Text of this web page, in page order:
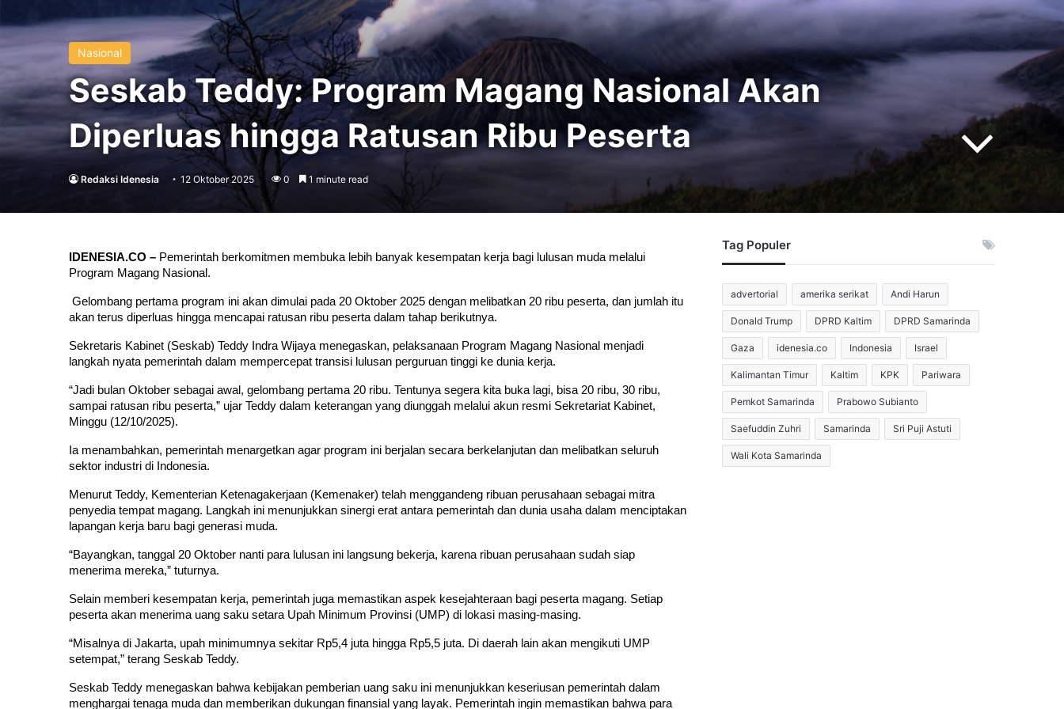
Nasional
Seskab Teddy: Program Magang Nasional Akan
Diperluas hingga Ratusan Ribu Peserta
Redaksi Idenesia 12 Oktober 2025 0 1 minute read
IDENESIA.CO – Pemerintah berkomitmen membuka lebih banyak kesempatan kerja bagi lulusan muda melalui
Program Magang Nasional.
Gelombang pertama program ini akan dimulai pada 20 Oktober 2025 dengan melibatkan 20 ribu peserta, dan jumlah itu
akan terus diperluas hingga mencapai ratusan ribu peserta dalam tahap berikutnya.
Sekretaris Kabinet (Seskab) Teddy Indra Wijaya menegaskan, pelaksanaan Program Magang Nasional menjadi
langkah nyata pemerintah dalam mempercepat transisi lulusan perguruan tinggi ke dunia kerja.
“Jadi bulan Oktober sebagai awal, gelombang pertama 20 ribu. Tentunya segera kita buka lagi, bisa 20 ribu, 30 ribu,
sampai ratusan ribu peserta,” ujar Teddy dalam keterangan yang diunggah melalui akun resmi Sekretariat Kabinet,
Minggu (12/10/2025).
Ia menambahkan, pemerintah menargetkan agar program ini berjalan secara berkelanjutan dan melibatkan seluruh
sektor industri di Indonesia.
Menurut Teddy, Kementerian Ketenagakerjaan (Kemenaker) telah menggandeng ribuan perusahaan sebagai mitra
penyedia tempat magang. Langkah ini menunjukkan sinergi erat antara pemerintah dan dunia usaha dalam menciptakan
lapangan kerja baru bagi generasi muda.
“Bayangkan, tanggal 20 Oktober nanti para lulusan ini langsung bekerja, karena ribuan perusahaan sudah siap
menerima mereka,” tuturnya.
Selain memberi kesempatan kerja, pemerintah juga memastikan aspek kesejahteraan bagi peserta magang. Setiap
peserta akan menerima uang saku setara Upah Minimum Provinsi (UMP) di lokasi masing-masing.
“Misalnya di Jakarta, upah minimumnya sekitar Rp5,4 juta hingga Rp5,5 juta. Di daerah lain akan mengikuti UMP
setempat,” terang Seskab Teddy.
Seskab Teddy menegaskan bahwa kebijakan pemberian uang saku ini menunjukkan keseriusan pemerintah dalam
menghargai tenaga muda dan memberikan dukungan finansial yang layak. Pemerintah ingin memastikan bahwa para
Tag Populer
advertorial amerika serikat Andi Harun
Donald Trump DPRD Kaltim DPRD Samarinda
Gaza idenesia.co Indonesia Israel
Kalimantan Timur Kaltim KPK Pariwara
Pemkot Samarinda Prabowo Subianto
Saefuddin Zuhri Samarinda Sri Puji Astuti
Wali Kota Samarinda